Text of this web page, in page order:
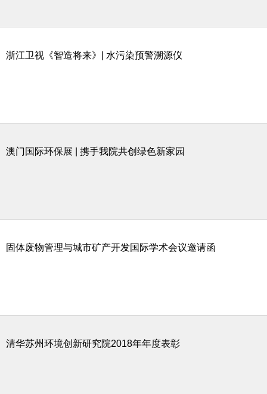
浙江卫视《智造将来》| 水污染预警溯源仪
澳门国际环保展 | 携手我院共创绿色新家园
固体废物管理与城市矿产开发国际学术会议邀请函
清华苏州环境创新研究院2018年年度表彰